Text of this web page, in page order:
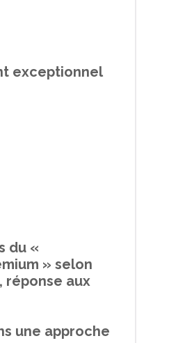
exceptionnel
du «
» selon
réponse aux
une approche